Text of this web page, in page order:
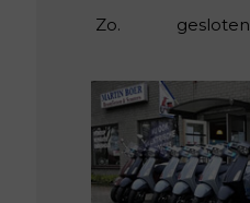
Zo.
gesloten